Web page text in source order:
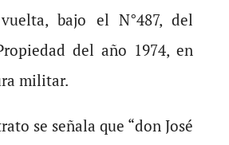
bajo el N°487, del
del año 1974, en
militar.
se señala que “don José